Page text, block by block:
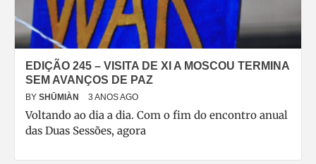
EDIÇÃO 245 – VISITA DE XI A MOSCOU TERMINA
SEM AVANÇOS DE PAZ
BY SHŪMIÀN 3 ANOS AGO
Voltando ao dia a dia. Com o fim do encontro anual
das Duas Sessões, agora